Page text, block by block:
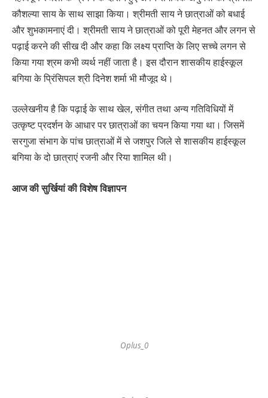
कौशल्या साय के साथ साझा किया। श्रीमती साय ने छात्राओं को बधाई
और शुभकामनाएं दी। श्रीमती साय ने छात्राओं को पूरी मेहनत और लगन से
पढ़ाई करने की सीख दी और कहा कि लक्ष्य प्राप्ति के लिए सच्चे लगन से
किया गया श्रम कभी व्यर्थ नहीं जाता है। इस दौरान शासकीय हाईस्कूल
बगिया के प्रिंसिपल श्री दिनेश शर्मा भी मौजूद थे।
उल्लेखनीय है कि पढ़ाई के साथ खेल, संगीत तथा अन्य गतिविधियों में
उत्कृष्ट प्रदर्शन के आधार पर छात्राओं का चयन किया गया था। जिसमें
सरगुजा संभाग के पांच छात्राओं में से जशपुर जिले से शासकीय हाईस्कूल
बगिया के दो छात्राएं रजनी और रिया शामिल थी।
आज की सुर्खियां की विशेष विज्ञापन
Oplus_0